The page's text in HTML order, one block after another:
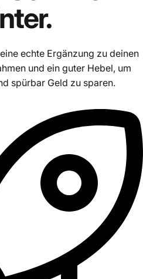
echte Ergänzung zu deinen
und ein guter Hebel, um
spürbar Geld zu sparen.